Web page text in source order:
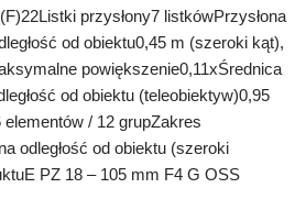
przysłony7 listkówPrzysłona
od obiektu0,45 m (szeroki kąt),
powiększenie0,11xŚrednica
od obiektu (teleobiektyw)0,95
elementów / 12 grupZakres
odległość od obiektu (szeroki
PZ 18 – 105 mm F4 G OSS